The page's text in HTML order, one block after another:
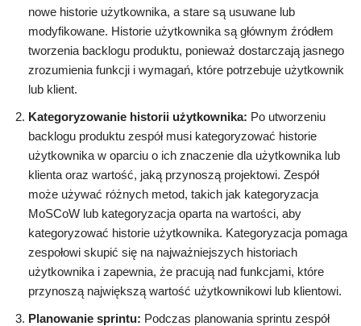
nowe historie użytkownika, a stare są usuwane lub
modyfikowane. Historie użytkownika są głównym źródłem
tworzenia backlogu produktu, ponieważ dostarczają jasnego
zrozumienia funkcji i wymagań, które potrzebuje użytkownik
lub klient.
Kategoryzowanie historii użytkownika: Po utworzeniu
backlogu produktu zespół musi kategoryzować historie
użytkownika w oparciu o ich znaczenie dla użytkownika lub
klienta oraz wartość, jaką przynoszą projektowi. Zespół
może używać różnych metod, takich jak kategoryzacja
MoSCoW lub kategoryzacja oparta na wartości, aby
kategoryzować historie użytkownika. Kategoryzacja pomaga
zespołowi skupić się na najważniejszych historiach
użytkownika i zapewnia, że pracują nad funkcjami, które
przynoszą największą wartość użytkownikowi lub klientowi.
Planowanie sprintu: Podczas planowania sprintu zespół